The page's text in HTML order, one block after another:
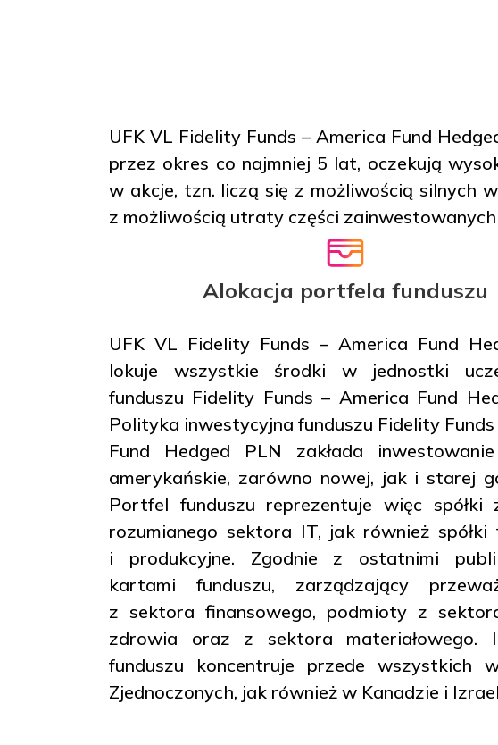
UFK VL Fidelity Funds – America Fund
przez okres co najmniej 5 lat, oczekują
w akcje, tzn. liczą się z możliwością silnych
z możliwością utraty części
Alokacja portfela funduszu
UFK VL Fidelity Funds – America Fund
lokuje wszystkie środki w jednostki
funduszu Fidelity Funds – America Fund
Polityka inwestycyjna funduszu Fidelity Funds
Fund Hedged PLN zakłada
amerykańskie, zarówno nowej, jak i starej
Portfel funduszu reprezentuje więc spółki
rozumianego sektora IT, jak również spółki
i produkcyjne. Zgodnie z ostatnimi
kartami funduszu, zarządzający
z sektora finansowego, podmioty z
zdrowia oraz z sektora materiałowego.
funduszu koncentruje przede wszystkich
Zjednoczonych, jak również w Kanadzie i